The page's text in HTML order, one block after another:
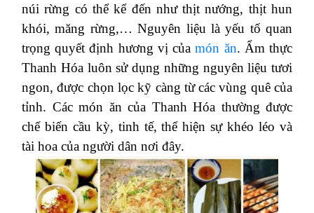
núi rừng có thể kể đến như thịt nướng, thịt hun
khói, măng rừng,… Nguyên liệu là yếu tố quan
trọng quyết định hương vị củamón ăn. Ẩm thực
Thanh Hóa luôn sử dụng những nguyên liệu tươi
ngon, được chọn lọc kỹ càng từ các vùng quê của
tỉnh. Các món ăn của Thanh Hóa thường được
chế biến cầu kỳ, tinh tế, thể hiện sự khéo léo và
tài hoa của người dân nơi đây.